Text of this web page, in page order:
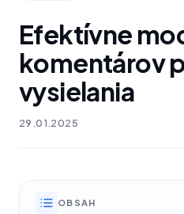
Efektívne
komentárov
vysielania
29.01.2025
OBSAH